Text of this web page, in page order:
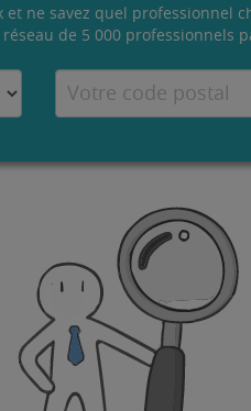
ne savez quel professionnel
de 5 000 professionnels